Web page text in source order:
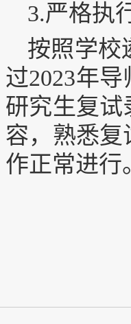
3.严格执
按照学校
过2023年
研究生复试
容，熟悉复
作正常进行